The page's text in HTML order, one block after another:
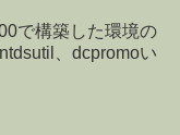
で構築した環境の
、dcpromoい